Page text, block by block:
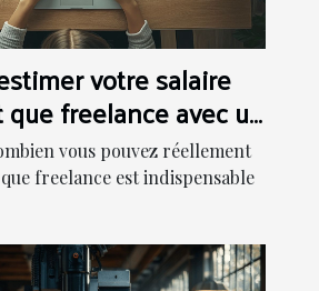
votre salaire
freelance avec un
vous pouvez réellement
freelance est indispensable